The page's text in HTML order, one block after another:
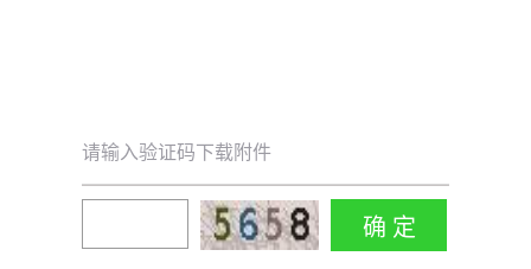
请输入验证码下载附件